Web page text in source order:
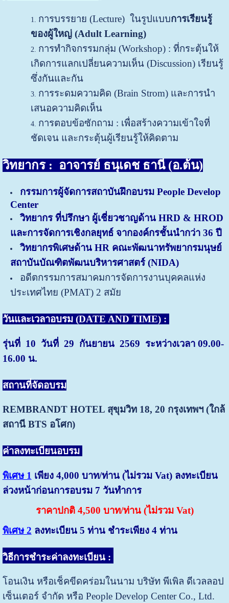
การบรรยาย (Lecture) ในรูปแบบการเรียนรู้
ของผู้ใหญ่ (Adult Learning)
การทำกิจกรรมกลุ่ม (Workshop) : ที่กระตุ้นให้
เกิดการแลกเปลี่ยนความเห็น (Discussion) เรียนรู้
ซึ่งกันและกัน
การระดมความคิด (Brain Strom) และการนำ
เสนอความคิดเห็น
การตอบข้อซักถาม : เพื่อสร้างความเข้าใจที่
ชัดเจน และกระตุ้นผู้เรียนรู้ให้คิดตาม
วิทยากร : อาจารย์ ธนุเดช ธานี (อ.ต้น)
กรรมการผู้จัดการสถาบันฝึกอบรม People Develop
Center
วิทยากร ที่ปรึกษา ผู้เชี่ยวชาญด้าน HRD & HROD
และการจัดการเชิงกลยุทธ์ จากองค์กรชั้นนำกว่า 36 ปี
วิทยากรพิเศษด้าน HR คณะพัฒนาทรัพยากรมนุษย์
สถาบันบัณฑิตพัฒนบริหารศาสตร์ (NIDA)
อดีตกรรมการสมาคมการจัดการงานบุคคลแห่ง
ประเทศไทย (PMAT) 2 สมัย
วันและเวลาอบรม (DATE AND TIME) :
รุ่นที่ 10 วันที่ 29 กันยายน 2569 ระหว่างเวลา 09.00-
16.00 น.
สถานที่จัดอบรม
REMBRANDT HOTEL สุขุมวิท 18, 20 กรุงเทพฯ (ใกล้
สถานี BTS อโศก)
ค่าลงทะเบียนอบรม
พิเศษ 1 เพียง 4,000 บาท/ท่าน (ไม่รวม Vat) ลงทะเบียน
ล่วงหน้าก่อนการอบรม 7 วันทำการ
ราคาปกติ 4,500 บาท/ท่าน (ไม่รวม Vat)
พิเศษ 2 ลงทะเบียน 5 ท่าน ชำระเพียง 4 ท่าน
วิธีการชำระค่าลงทะเบียน:
โอนเงิน หรือเช็คขีดคร่อมในนาม บริษัท พีเพิล ดีเวลลอป
เซ็นเตอร์ จำกัด หรือ People Develop Center Co., Ltd.